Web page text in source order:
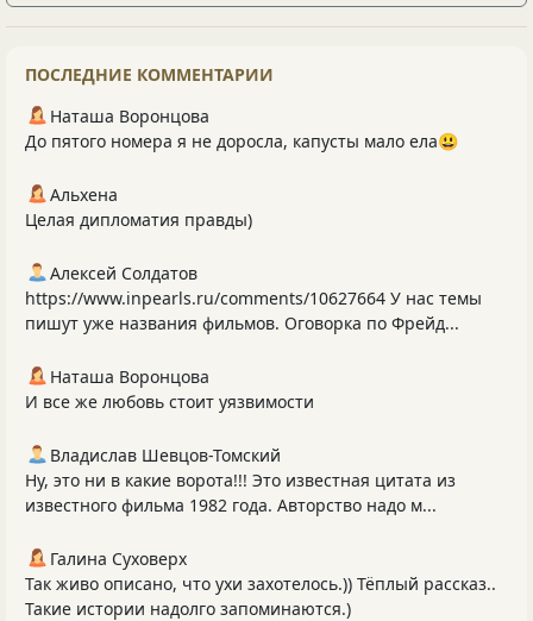
ПОСЛЕДНИЕ КОММЕНТАРИИ
Наташа Воронцова
До пятого номера я не доросла, капусты мало ела😃
Альхена
Целая дипломатия правды)
Алексей Солдатов
https://www.inpearls.ru/comments/10627664 У нас темы
пишут уже названия фильмов. Оговорка по Фрейд...
Наташа Воронцова
И все же любовь стоит уязвимости
Владислав Шевцов-Томский
Ну, это ни в какие ворота!!! Это известная цитата из
известного фильма 1982 года. Авторство надо м...
Галина Суховерх
Так живо описано, что ухи захотелось.)) Тёплый рассказ..
Такие истории надолго запоминаются.)